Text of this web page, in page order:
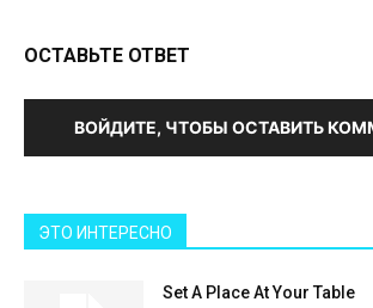
ОСТАВЬТЕ ОТВЕТ
ВОЙДИТЕ, ЧТОБЫ ОСТАВИТЬ
ЭТО ИНТЕРЕСНО
Set A Place At Your Table